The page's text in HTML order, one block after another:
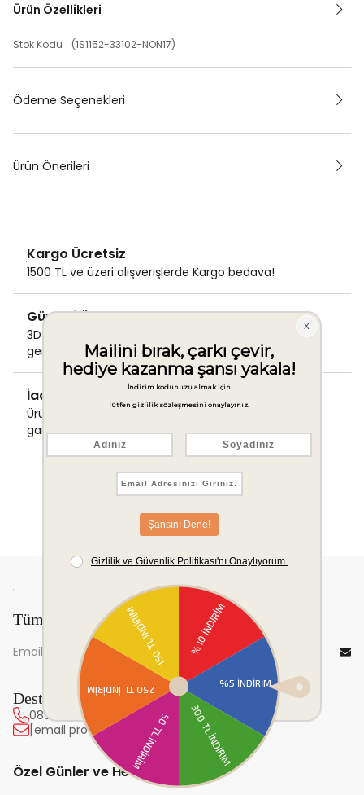
Ürün Özellikleri
Stok Kodu (1S1152-33102-NON17)
Ödeme Seçenekleri
Ürün Önerileri
Kargo Ücretsiz
1500 TL ve üzeri alışverişlerde Kargo bedava!
Güvenli Ödeme
3D Secure ile güvenli ödemenizi
gerçekleştirin.
İade & Değişim Garantisi
Ürünlerinizde sorunsuz iade ve değişim
garantisi.
Tüm yeniliklerden önce sen haberdar ol!
Destek Hattı
0850 222 20 63
[email protected]
Özel Günler ve Hediye